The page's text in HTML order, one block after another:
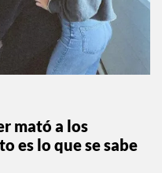
mató a los
es lo que se sabe